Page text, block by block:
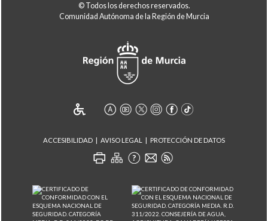
© Todos los derechos reservados.
Comunidad Autónoma de la Región de Murcia
ACCESIBILIDAD AVISO LEGAL PROTECCIÓN DE DATOS